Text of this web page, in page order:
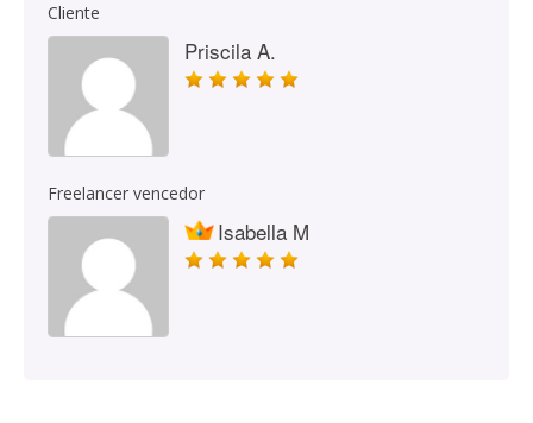
Cliente
Priscila A.
Freelancer vencedor
Isabella M